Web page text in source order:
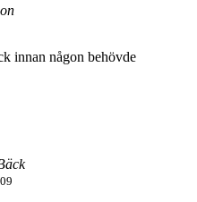
innan någon behövde